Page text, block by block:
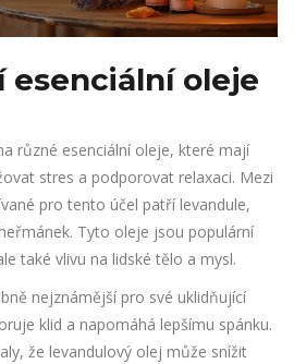
esenciální oleje
různé esenciální oleje, které mají
stres a podporovat relaxaci. Mezi
pro tento účel patří levandule,
Tyto oleje jsou populární
také vlivu na lidské tělo a mysl.
nejznámější pro své uklidňující
klid a napomáhá lepšímu spánku.
že levandulový olej může snížit